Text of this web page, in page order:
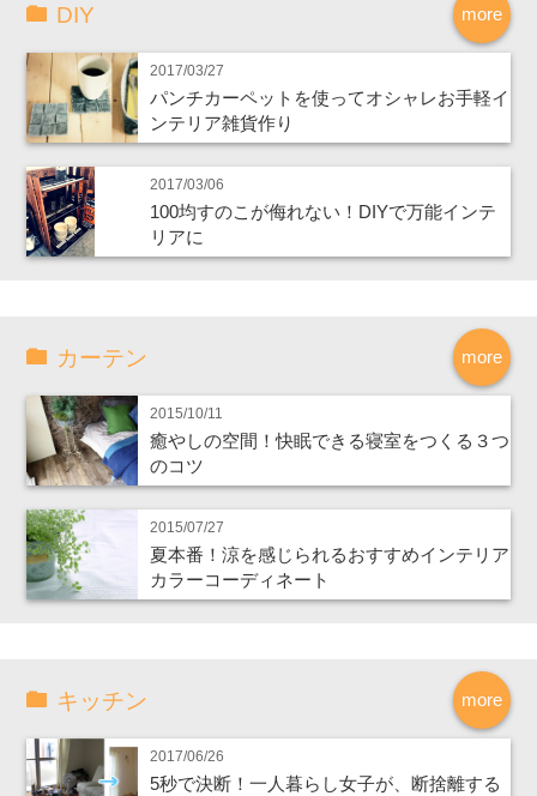
more
DIY
2017/03/27
パンチカーペットを使ってオシャレお手軽イ
ンテリア雑貨作り
2017/03/06
100均すのこが侮れない！DIYで万能インテ
リアに
more
カーテン
2015/10/11
癒やしの空間！快眠できる寝室をつくる３つ
のコツ
2015/07/27
夏本番！涼を感じられるおすすめインテリア
カラーコーディネート
more
キッチン
2017/06/26
5秒で決断！一人暮らし女子が、断捨離する